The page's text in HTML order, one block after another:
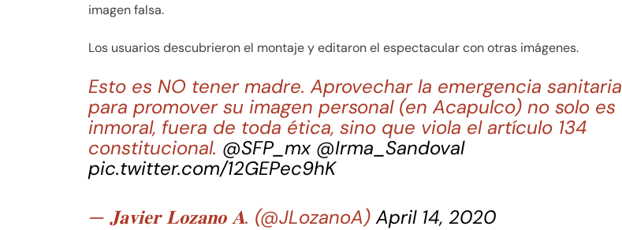
imagen falsa.
Los usuarios descubrieron el montaje y editaron el espectacular con otras imágenes.
Esto es NO tener madre. Aprovechar la emergencia sanitaria
para promover su imagen personal (en Acapulco) no solo es
inmoral, fuera de toda ética, sino que viola el artículo 134
constitucional. @SFP_mx @Irma_Sandoval
pic.twitter.com/12GEPec9hK
— 𝐉𝐚𝐯𝐢𝐞𝐫 𝐋𝐨𝐳𝐚𝐧𝐨 𝐀. (@JLozanoA)April 14, 2020